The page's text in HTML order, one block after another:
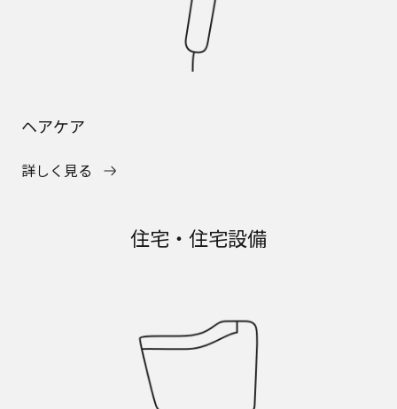
ヘアケア
詳しく見る
住宅・住宅設備